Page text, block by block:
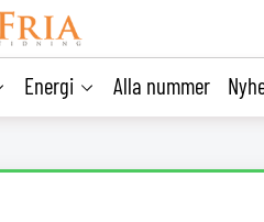
Energi Alla nummer